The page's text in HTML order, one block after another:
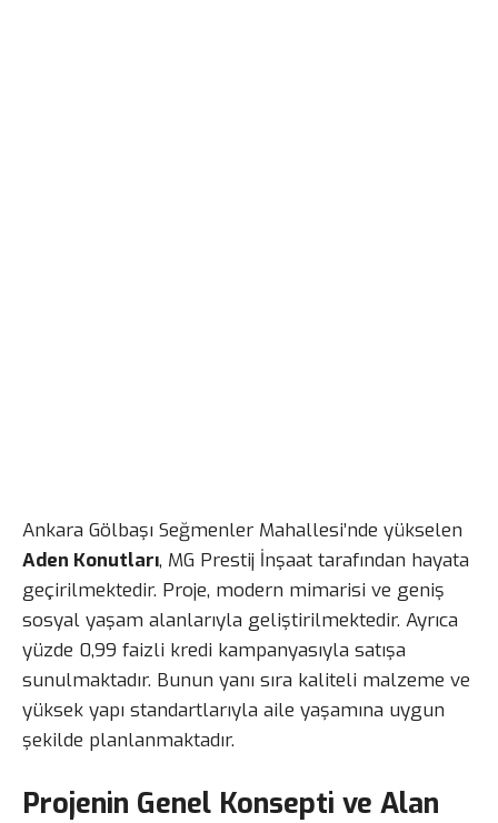
Ankara Gölbaşı Seğmenler Mahallesi’nde yükselen
Aden Konutları, MG Prestij İnşaat tarafından hayata
geçirilmektedir. Proje, modern mimarisi ve geniş
sosyal yaşam alanlarıyla geliştirilmektedir. Ayrıca
yüzde 0,99 faizli kredi kampanyasıyla satışa
sunulmaktadır. Bunun yanı sıra kaliteli malzeme ve
yüksek yapı standartlarıyla aile yaşamına uygun
şekilde planlanmaktadır.
Projenin Genel Konsepti ve Alan